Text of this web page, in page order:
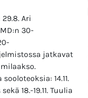
Ari
30-
jatkavat
14.11.
18.-19.11. Tuulia